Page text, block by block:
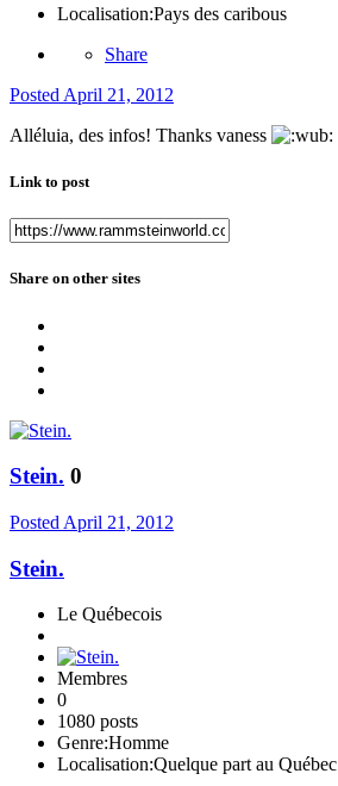
Localisation:Pays des caribous
Share
Posted April 21, 2012
Alléluia, des infos! Thanks vaness
Link to post
Share on other sites
Stein. 0
Posted April 21, 2012
Stein.
Le Québecois
Membres
0
1080 posts
Genre:Homme
Localisation:Quelque part au Québec